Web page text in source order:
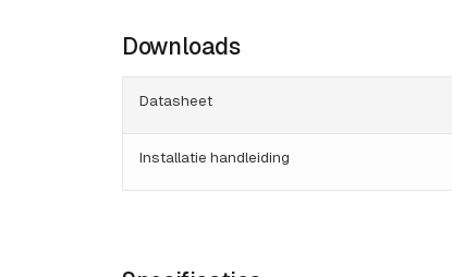
Downloads
Datasheet
Installatie handleiding